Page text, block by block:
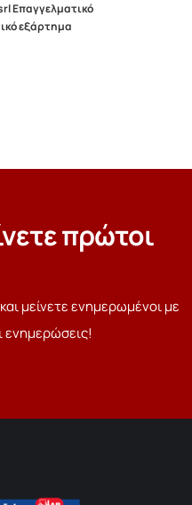
Επαγγελματικό
εξάρτημα
πρώτοι
μείνετε ενημερωμένοι με
ενημερώσεις!